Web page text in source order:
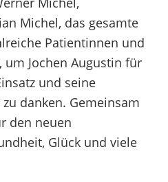
Michel, das gesamte
Patientinnen und
um Jochen Augustin für
und seine
danken. Gemeinsam
den neuen
Glück und viele